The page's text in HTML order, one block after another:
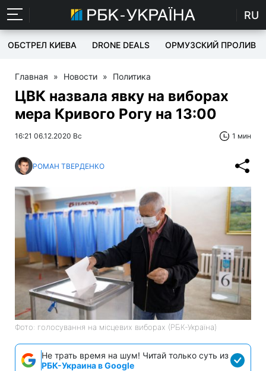
RU
ОБСТРЕЛ КИЕВА DRONE DEALS ОРМУЗСКИЙ ПРОЛИВ
Главная » Новости » Политика
ЦВК назвала явку на виборах
мера Кривого Рогу на 13:00
16:21 06.12.2020 Вс 1 мин
РОМАН ТВЕРДЕНКО
Фото: голосування на місцевих виборах (РБК-Україна)
Не трать время на шум! Читай только суть из
РБК-Украина в Google